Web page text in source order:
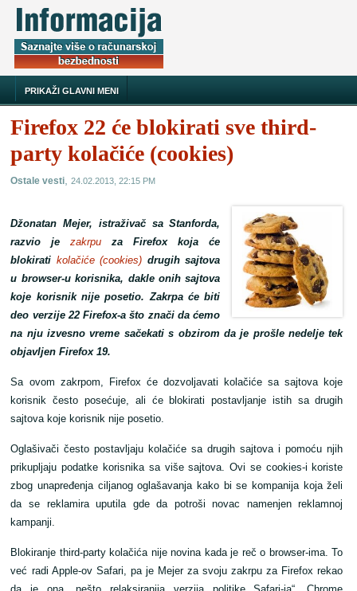
PRIKAŽI GLAVNI MENI
Firefox 22 će blokirati sve third-
party kolačiće (cookies)
Ostale vesti,24.02.2013, 22:15 PM
Džonatan Mejer, istraživač sa Stanforda,
razvio jezakrpu za Firefox koja će
blokirati kolačiće (cookies) drugih sajtova
u browser-u korisnika, dakle onih sajtova
koje korisnik nije posetio. Zakrpa će biti
deo verzije 22 Firefox-a što znači da ćemo
na nju izvesno vreme sačekati s obzirom da je prošle nedelje tek
objavljen Firefox 19.
Sa ovom zakrpom, Firefox će dozvoljavati kolačiće sa sajtova koje
korisnik često posećuje, ali će blokirati postavljanje istih sa drugih
sajtova koje korisnik nije posetio.
Oglašivači često postavljaju kolačiće sa drugih sajtova i pomoću njih
prikupljaju podatke korisnika sa više sajtova. Ovi se cookies-i koriste
zbog unapređenja ciljanog oglašavanja kako bi se kompanija koja želi
da se reklamira uputila gde da potroši novac namenjen reklamnoj
kampanji.
Blokiranje third-party kolačića nije novina kada je reč o browser-ima. To
već radi Apple-ov Safari, pa je Mejer za svoju zakrpu za Firefox rekao